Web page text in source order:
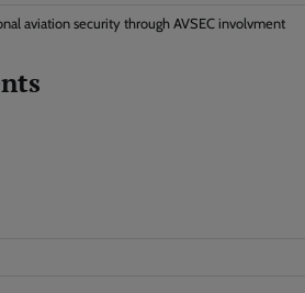
aviation security through AVSEC involvment